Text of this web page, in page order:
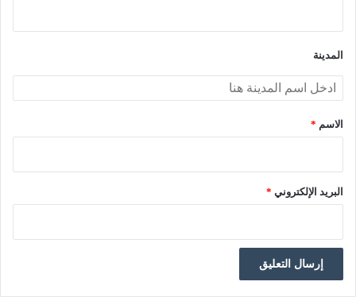
المدينة
الاسم *
البريد الإلكتروني *